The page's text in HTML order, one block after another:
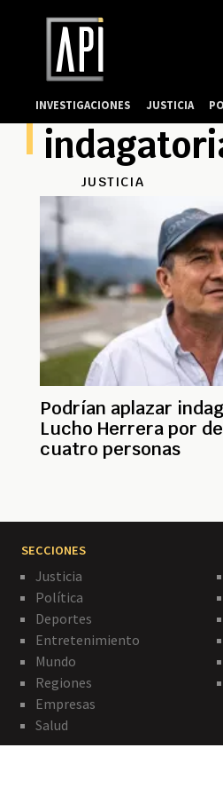
JUSTICIA
Podrían aplazar
Lucho Herrera por
cuatro personas
SECCIONES
Justicia
Política
Deportes
Entretenimiento
Mundo
Regiones
Empresas
Salud
INVESTIGACIONES JUSTICIA